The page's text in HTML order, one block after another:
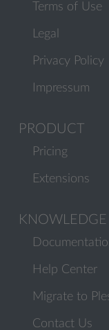
Terms of Use
Legal
Privacy Policy
Impressum
PRODUCT
Pricing
Extensions
KNOWLEDGE
Help Center
Migrate to
Contact Us